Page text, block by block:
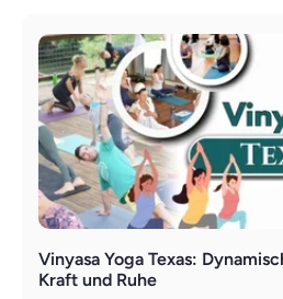
Vinyasa Yoga Texas:
Kraft und Ruhe